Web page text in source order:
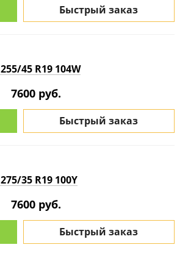
Быстрый заказ
255/45 R19 104W
7600 руб.
Быстрый заказ
275/35 R19 100Y
7600 руб.
Быстрый заказ